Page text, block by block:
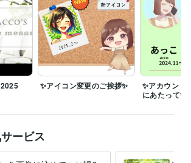
コナラ外のオンライン事業と並行で活動させてい
質ココナラさんは卒業状態です。
方との繋がりは残したいという私のわがままでお
ャットも通話もできず申し訳ありません。
、お気軽にメッセージにてお問い合わせください
の他 / 保育士・ベビーシッター 経験年数 : 9年
✨アイコン変更のご挨拶✨
✨アカウント
にあたって✨
ービス